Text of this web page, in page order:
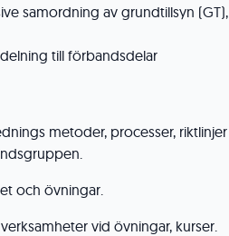
samordning av grundtillsyn (GT),
till förbandsdelar
metoder, processer, riktlinjer
och övningar.
vid övningar, kurser.